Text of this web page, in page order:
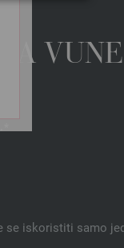
VUNE
se iskoristiti samo